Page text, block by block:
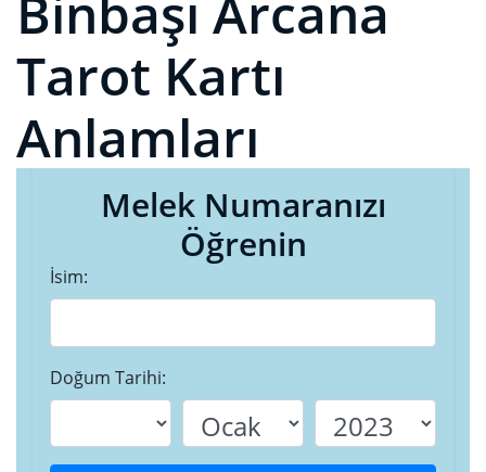
Tarot Kartı
Anlamları
Melek Numaranızı
Öğrenin
İsim:
Doğum Tarihi: